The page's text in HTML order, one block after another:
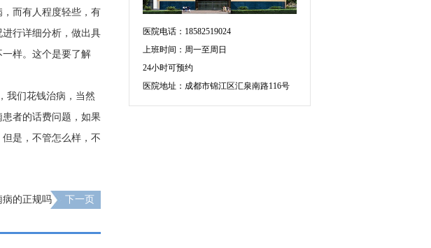
而有人程度轻些，有
行详细分析，做出具
样。这个是要了解
我们花钱治病，当然
者的话费问题，如果
是，不管怎么样，不
病的正规吗 下一页
医院电话：18582519024
上班时间：周一至周日
24小时可预约
医院地址：成都市锦江区汇泉南路116号